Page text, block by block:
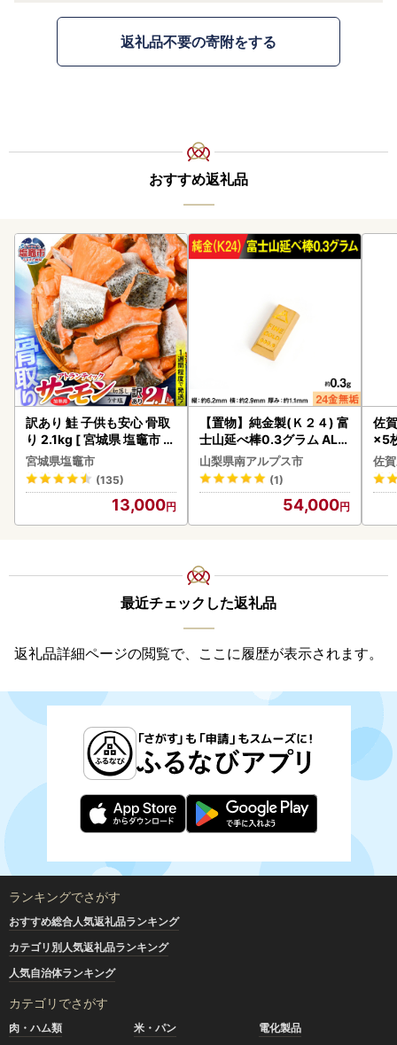
返礼品不要の寄附をする
おすすめ返礼品
訳あり 鮭 子供も安心 骨取
り 2.1kg [ 宮城県 塩竈市 ]
鮭
宮城県塩竈市
(135)
13,000
【置物】純金製(Ｋ２４) 富
士山延べ棒0.3グラム ALP
BK193
山梨県南アルプス市
(1)
54,000
佐
×5
佐
最近チェックした返礼品
返礼品詳細ページの閲覧で、ここに履歴が表示されます。
ランキングでさがす
おすすめ総合人気返礼品ランキング
カテゴリ別人気返礼品ランキング
人気自治体ランキング
カテゴリでさがす
肉・ハム類 米・パン
電化製品